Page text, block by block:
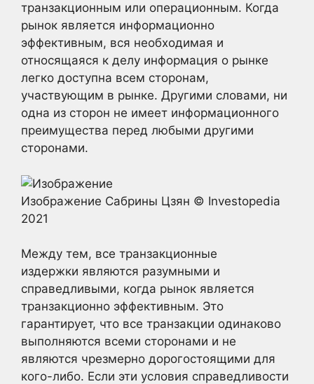
транзакционным или операционным. Когда
рынок является информационно
эффективным, вся необходимая и
относящаяся к делу информация о рынке
легко доступна всем сторонам,
участвующим в рынке. Другими словами, ни
одна из сторон не имеет информационного
преимущества перед любыми другими
сторонами.
Изображение Сабрины Цзян © Investopedia
2021
Между тем, все транзакционные
издержки являются разумными и
справедливыми, когда рынок является
транзакционно эффективным. Это
гарантирует, что все транзакции одинаково
выполняются всеми сторонами и не
являются чрезмерно дорогостоящими для
кого-либо. Если эти условия справедливости